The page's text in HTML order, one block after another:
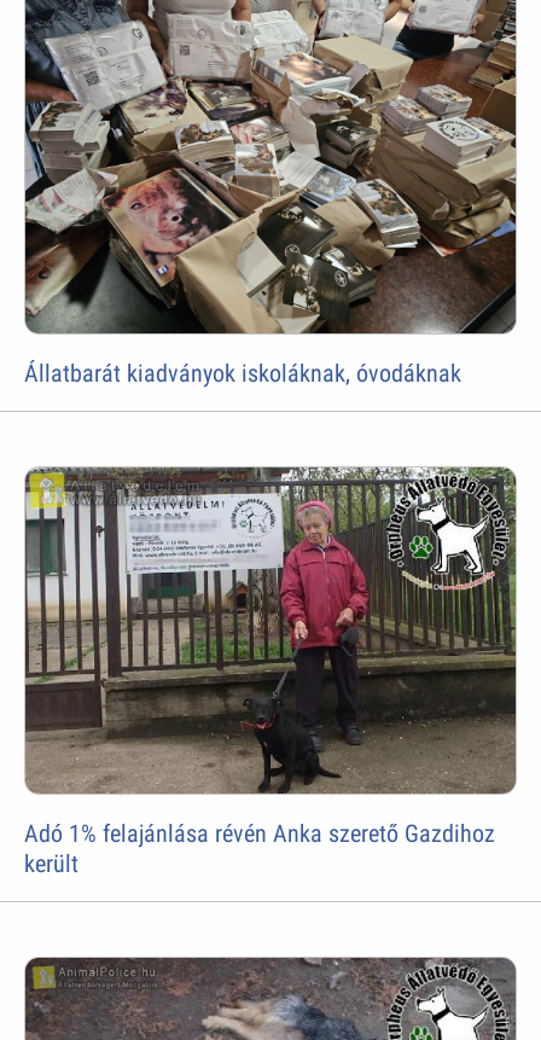
Állatbarát kiadványok iskoláknak, óvodáknak
Adó 1% felajánlása révén Anka szerető Gazdihoz
került